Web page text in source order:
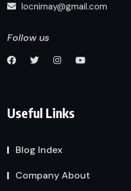
locnirnay@gmail.com
Follow us
Useful Links
Blog Index
Company About